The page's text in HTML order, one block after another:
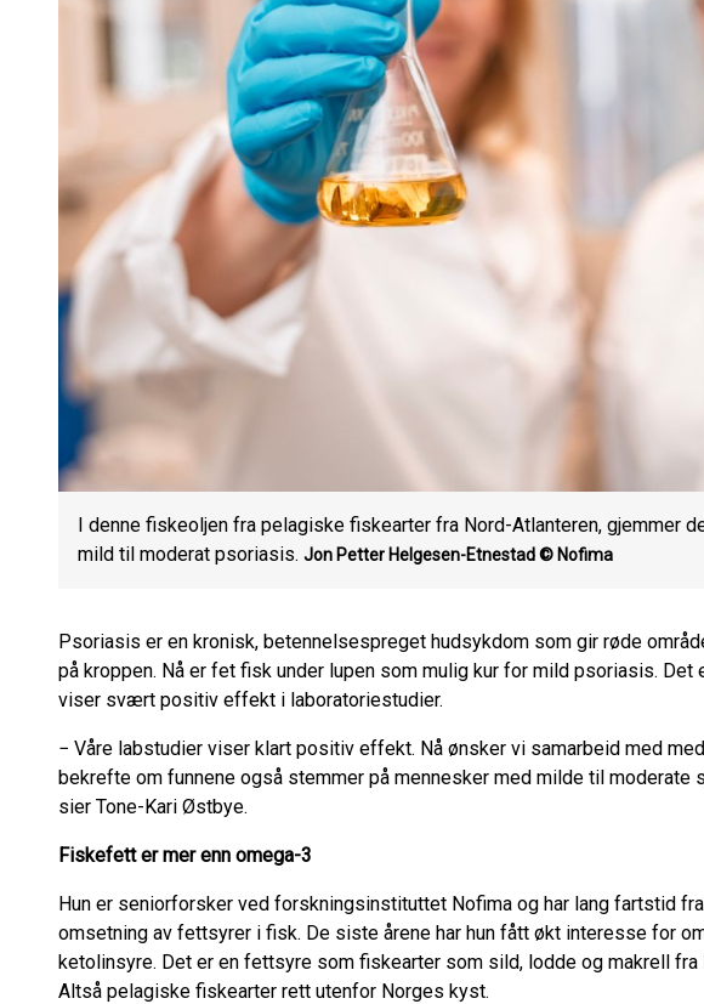
I denne fiskeoljen fra pelagiske fiskearter fra Nord-Atlanteren, gjemmer
mild til moderat psoriasis. Jon Petter Helgesen-Etnestad© Nofima
Psoriasis er en kronisk, betennelsespreget hudsykdom som gir røde
på kroppen. Nå er fet fisk under lupen som mulig kur for mild psoriasis.
viser svært positiv effekt i laboratoriestudier.
− Våre labstudier viser klart positiv effekt. Nå ønsker vi samarbeid med
bekrefte om funnene også stemmer på mennesker med milde til moderate
sier Tone-Kari Østbye.
Fiskefett er mer enn omega-3
Hun er seniorforsker ved forskningsinstituttet Nofima og har lang fartstid
omsetning av fettsyrer i fisk. De siste årene har hun fått økt interesse for
ketolinsyre. Det er en fettsyre som fiskearter som sild, lodde og makrell fra
Altså pelagiske fiskearter rett utenfor Norges kyst.